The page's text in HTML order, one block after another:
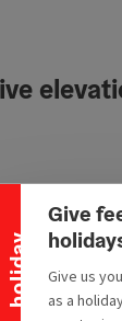
y
Collapse banner
Give
Give us
as a